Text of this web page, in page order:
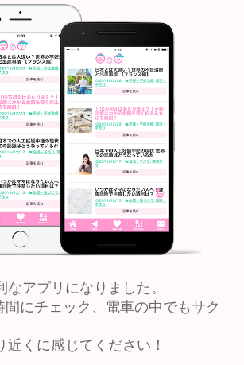
なアプリになりました。
間にチェック、電車の中でもサク
近くに感じてください！